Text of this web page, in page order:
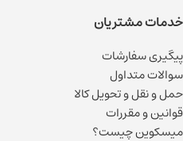
خدمات مشتریان
پیگیری سفارشات
سوالات متداول
حمل و نقل و تحویل کالا
قوانین و مقررات
میسکوین چیست؟